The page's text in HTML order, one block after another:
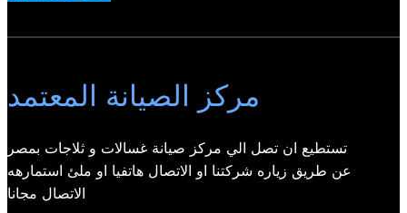
مركز الصيانة المعتمد
تستطيع ان تصل الي مركز صيانة غسالات و ثلاجات بمصر
عن طريق زياره شركتنا او الاتصال هاتفيا او ملئ استمارهه
الاتصال مجانا